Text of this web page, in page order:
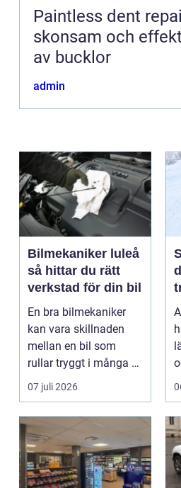
Paintless dent
skonsam och
av bucklor
admin
Bilmekaniker luleå
så hittar du rätt
verkstad för din bil
En bra bilmekaniker
kan vara skillnaden
mellan en bil som
rullar tryggt i många år
och återkommande ...
07 juli 2026